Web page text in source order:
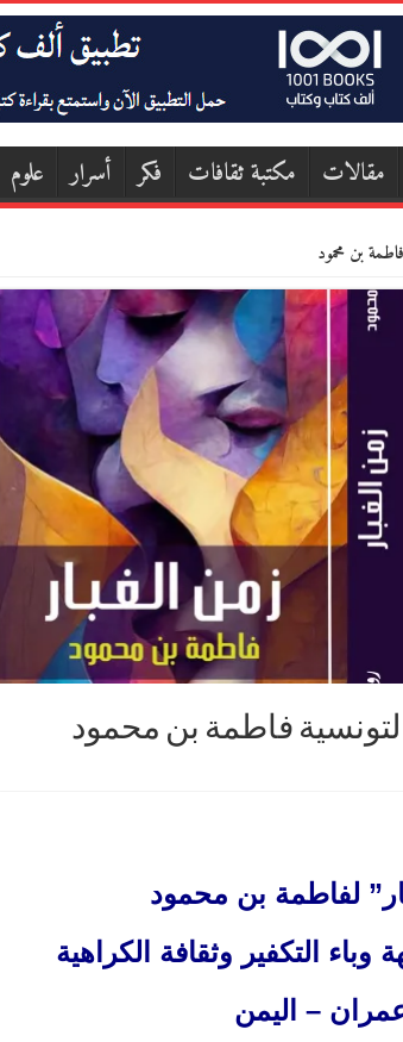
مقالات مكتبة ثقافات فكر أسرار علوم
بن محمود
التونسية فاطمة بن محمود
لفاطمة بن محمود
التكفير وثقافة الكراهية
– اليمن